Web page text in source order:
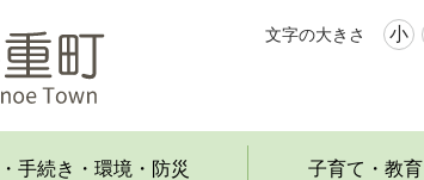
本
文字の大きさ 小
手続き・環境・防災 子育て・教育